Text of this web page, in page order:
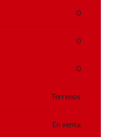
0
0
0
Terrenos
En venta